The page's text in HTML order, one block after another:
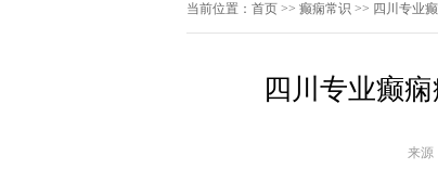
当前位置： 首页 >> 癫痫常识 >> 四川专业
四川专业癫
来源